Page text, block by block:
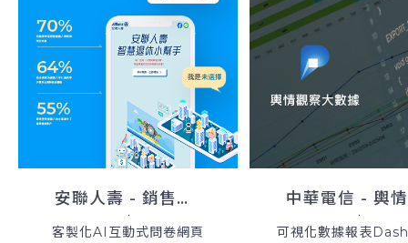
安聯人壽 - 銷售新工具
客製化AI互動式問卷網頁 可視化數據報表